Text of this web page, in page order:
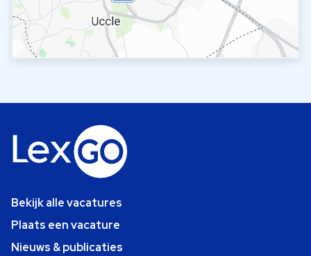
Bekijk alle vacatures
Plaats een vacature
Nieuws & publicaties